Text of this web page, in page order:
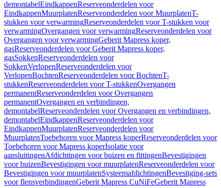
demontabelEindkappenReserveonderdelen voor
EindkappenMuurplatenReserveonderdelen voor MuurplatenT-
stukken voor verwarmingReserveonderdelen voor T-stukken voor
verwarmingOvergangen voor verwarmingReserveonderdelen voor
Overgangen voor verwarmingGeberit Mapress koper,
gasReserveonderdelen voor Geberit Mapress koper,
gasSokkenReserveonderdelen voor
SokkenVerlopenReserveonderdelen voor
VerlopenBochtenReserveonderdelen voor BochtenT-
stukkenReserveonderdelen voor T-stukkenOvergangen
permanentReserveonderdelen voor Overgangen
permanentOvergangen en verbindingen,
demontabelReserveonderdelen voor Overgangen en verbindingen,
demontabelEindkappenReserveonderdelen voor
EindkappenMuurplatenReserveonderdelen voor
MuurplatenToebehoren voor Mapress koperReserveonderdelen voor
Toebehoren voor Mapress koperIsolatie voor
aansluitingenAfdichtingen voor buizen en fittingenBevestigingen
voor buizenBevestigingen voor muurplatenReserveonderdelen voor
Bevestigingen voor muurplatenSysteemafdichtingenBevestiging-sets
voor flensverbindingenGeberit Mapress CuNiFeGeberit Mapress